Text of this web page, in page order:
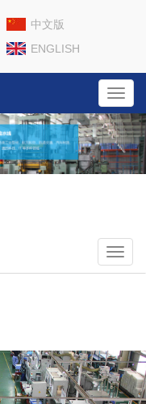
中文版
ENGLISH